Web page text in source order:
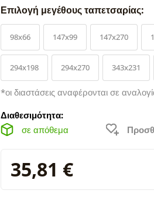
Επιλογή μεγέθους ταπετσαρίας:
98x66 147x99 147x270
294x198 294x270 343x231
*οι διαστάσεις αναφέρονται σε
Διαθεσιμότητα:
σε απόθεμα
35,81 €